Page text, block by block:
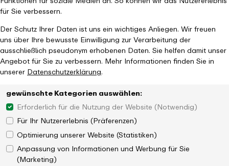
für Sie verbessern.
Der Schutz Ihrer Daten ist uns ein wichtiges Anliegen. Wir freuen
uns über Ihre bewusste Einwilligung zur Verarbeitung der
ausschließlich pseudonym erhobenen Daten. Sie helfen damit unser
Angebot für Sie zu verbessern. Mehr Informationen finden Sie in
unsererDatenschutzerklärung.
gewünschte Kategorien auswählen:
Erforderlich für die Nutzung der Website (Notwendig)
Für Ihr Nutzererlebnis (Präferenzen)
Optimierung unserer Website (Statistiken)
Anpassung von Informationen und Werbung für Sie
(Marketing)